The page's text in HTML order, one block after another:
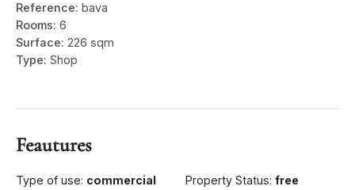
Reference: bava
Rooms: 6
Surface: 226 sqm
Type: Shop
Feautures
Type of use: commercial Property Status: free